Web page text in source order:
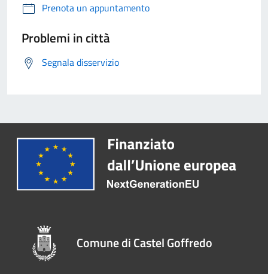
Prenota un appuntamento
Problemi in città
Segnala disservizio
Comune di Castel Goffredo